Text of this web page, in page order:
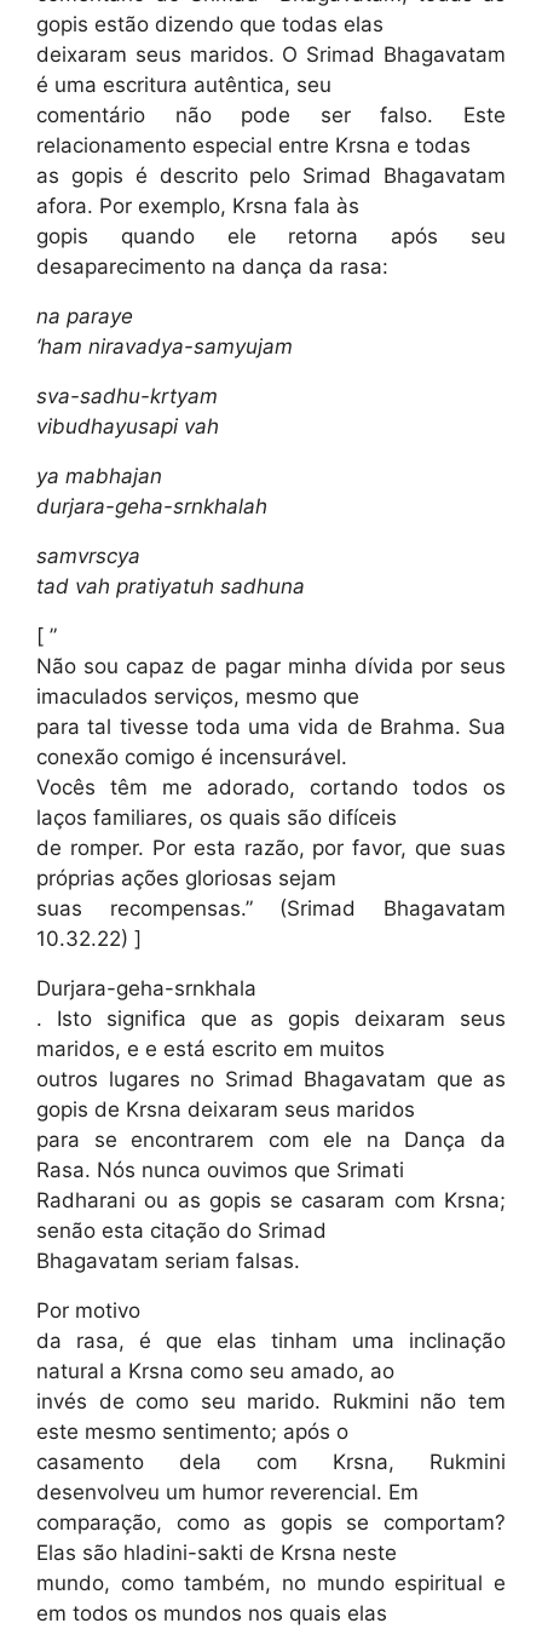
gopis estão dizendo que todas elas
deixaram seus maridos. O Srimad Bhagavatam
é uma escritura autêntica, seu
comentário não pode ser falso. Este
relacionamento especial entre Krsna e todas
as gopis é descrito pelo Srimad Bhagavatam
afora. Por exemplo, Krsna fala às
gopis quando ele retorna após seu
desaparecimento na dança da rasa:
na paraye
‘ham niravadya-samyujam
sva-sadhu-krtyam
vibudhayusapi vah
ya mabhajan
durjara-geha-srnkhalah
samvrscya
tad vah pratiyatuh sadhuna
[ ”
Não sou capaz de pagar minha dívida por seus
imaculados serviços, mesmo que
para tal tivesse toda uma vida de Brahma. Sua
conexão comigo é incensurável.
Vocês têm me adorado, cortando todos os
laços familiares, os quais são difíceis
de romper. Por esta razão, por favor, que suas
próprias ações gloriosas sejam
suas recompensas.” (Srimad Bhagavatam
10.32.22) ]
Durjara-geha-srnkhala
. Isto significa que as gopis deixaram seus
maridos, e e está escrito em muitos
outros lugares no Srimad Bhagavatam que as
gopis de Krsna deixaram seus maridos
para se encontrarem com ele na Dança da
Rasa. Nós nunca ouvimos que Srimati
Radharani ou as gopis se casaram com Krsna;
senão esta citação do Srimad
Bhagavatam seriam falsas.
Por motivo
da rasa, é que elas tinham uma inclinação
natural a Krsna como seu amado, ao
invés de como seu marido. Rukmini não tem
este mesmo sentimento; após o
casamento dela com Krsna, Rukmini
desenvolveu um humor reverencial. Em
comparação, como as gopis se comportam?
Elas são hladini-sakti de Krsna neste
mundo, como também, no mundo espiritual e
em todos os mundos nos quais elas